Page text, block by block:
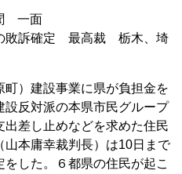
一面
敗訴確定 最高裁 栃木、埼
）建設事業に県が負担金を
反対派の本県市民グループ
差し止めなどを求めた住民
本庸幸裁判長）は10日まで
した。６都県の住民が起こ